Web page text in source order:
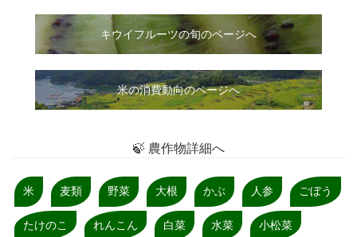
キウイフルーツの旬のページへ
米の消費動向のページへ
🍃 農作物詳細へ
米 麦類 野菜 大根 かぶ 人参 ごぼう
たけのこ れんこん 白菜 水菜 小松菜